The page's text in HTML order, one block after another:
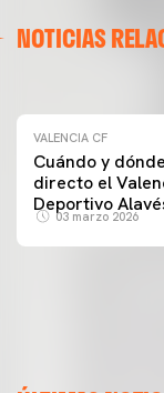
NOTICIAS
VALENCIA CF
Cuándo y
directo el
Deportivo
03 marzo 2026